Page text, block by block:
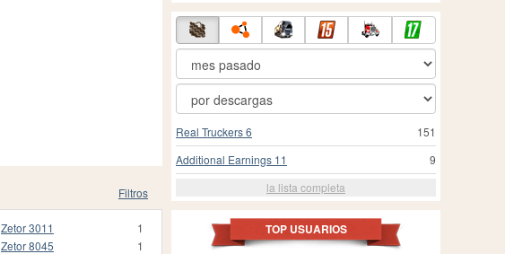
Filtros
Zetor 3011
1
Zetor 8045
1
151
Real Truckers 6
9
Additional Earnings 11
la lista completa
TOP USUARIOS